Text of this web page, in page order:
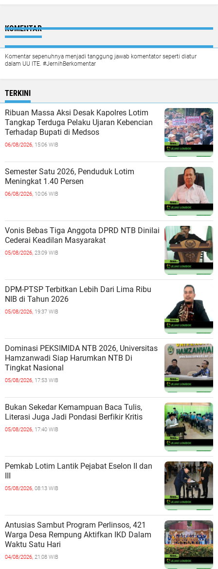
KOMENTAR
Komentar sepenuhnya menjadi tanggung jawab komentator seperti diatur
dalam UU ITE. #JernihBerkomentar
TERKINI
Ribuan Massa Aksi Desak Kapolres Lotim
Tangkap Terduga Pelaku Ujaran Kebencian
Terhadap Bupati di Medsos
06/08/2026, 15:06 WIB
Semester Satu 2026, Penduduk Lotim
Meningkat 1.40 Persen
06/08/2026, 10:06 WIB
Vonis Bebas Tiga Anggota DPRD NTB Dinilai
Cederai Keadilan Masyarakat
05/08/2026, 23:09 WIB
DPM-PTSP Terbitkan Lebih Dari Lima Ribu
NIB di Tahun 2026
05/08/2026, 19:37 WIB
Dominasi PEKSIMIDA NTB 2026, Universitas
Hamzanwadi Siap Harumkan NTB Di
Tingkat Nasional
05/08/2026, 17:53 WIB
Bukan Sekedar Kemampuan Baca Tulis,
Literasi Juga Jadi Pondasi Berfikir Kritis
05/08/2026, 17:40 WIB
Pemkab Lotim Lantik Pejabat Eselon II dan
III
05/08/2026, 08:13 WIB
Antusias Sambut Program Perlinsos, 421
Warga Desa Rempung Aktifkan IKD Dalam
Waktu Satu Hari
04/08/2026, 21:08 WIB